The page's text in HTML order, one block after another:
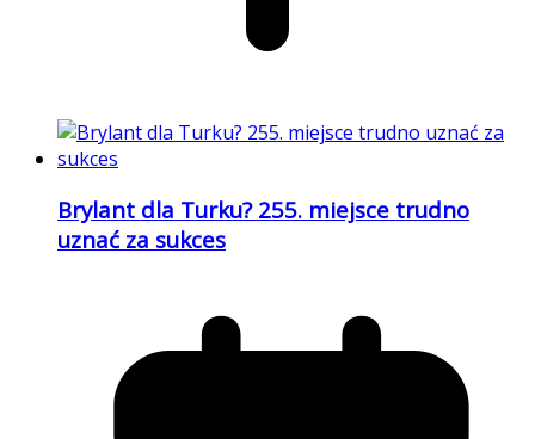
Brylant dla Turku? 255. miejsce trudno
uznać za sukces